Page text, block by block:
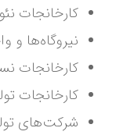
کارخانجات
نیروگاه‌ها و
کارخانجات
کارخانجات
شرکت‌های